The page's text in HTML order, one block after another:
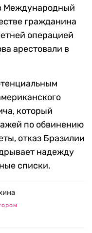
Международный
гражданина
операцией
арестовали в
который
по обвинению
отказ Бразилии
надежду
списки.